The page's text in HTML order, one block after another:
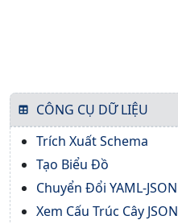
CÔNG CỤ DỮ LIỆU
Trích Xuất Schema
Tạo Biểu Đồ
Chuyển Đổi YAML-JSON
Xem Cấu Trúc Cây JSON